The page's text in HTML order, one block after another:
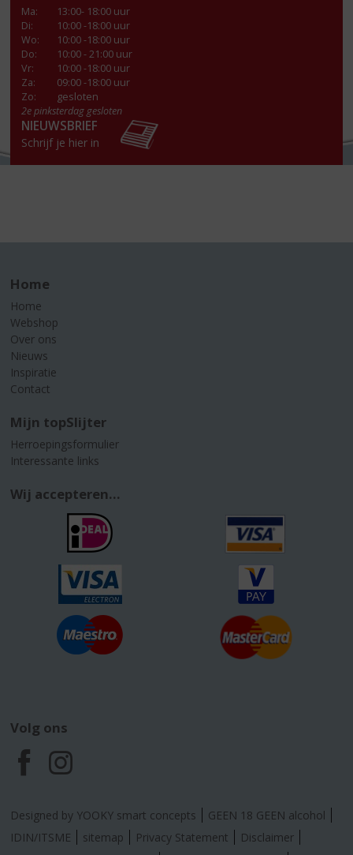
Ma:
13:00- 18:00 uur
Di:
10:00 -18:00 uur
Wo:
10:00 -18:00 uur
Do:
10:00 - 21:00 uur
Vr:
10:00 -18:00 uur
Za:
09:00 -18:00 uur
Zo:
gesloten
2e pinksterdag gesloten
NIEUWSBRIEF
Schrijf je hier in
Home
Home
Webshop
Over ons
Nieuws
Inspiratie
Contact
Mijn topSlijter
Herroepingsformulier
Interessante links
Wij accepteren...
Volg ons
F
a
c
I
n
s
Designed by YOOKY smart concepts
GEEN 18 GEEN alcohol
IDIN/ITSME
sitemap Privacy Statement
Disclaimer